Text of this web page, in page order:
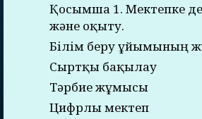
Қосымша 1. Мектепке
және оқыту.
Білім беру ұйымының
Сыртқы бақылау
Тәрбие жұмысы
Цифрлы мектеп